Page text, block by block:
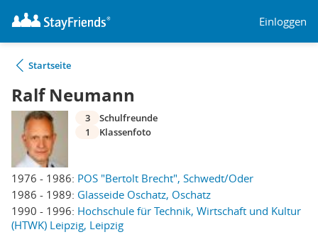
Einloggen
Startseite
Ralf Neumann
1976 - 1986: POS "Bertolt Brecht", Schwedt/Oder
1986 - 1989: Glasseide Oschatz, Oschatz
1990 - 1996: Hochschule für Technik, Wirtschaft und Kultur
(HTWK) Leipzig, Leipzig
3
Schulfreunde
1
Klassenfoto